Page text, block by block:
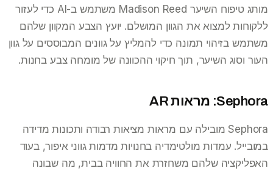
מותג טיפוח השיער Madison Reed משתמש ב-AI כדי לעזור
ללקוחות למצוא את הגוון המושלם. יועץ הצבע המקוון שלהם
משתמש בזיהוי תמונה כדי להמליץ על גוונים המבוססים על גוון
העור וסוג השיער, תוך חיקוי ההכוונה של מומחה צבע בחנות.
Sephora: מראות AR
Sephora מובילה עם מראות מציאות רבודה ותכונות מדידה
במובייל. עמדות מולטימדיה בחנויות מדמות גווני איפור, בעוד
האפליקציה שלהם משחזרת את החוויה בבית, מה שבונה